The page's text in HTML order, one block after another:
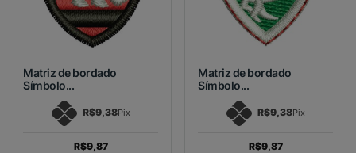
Matriz de bordado
Símbolo...
R$9,38Pix
R$9,87
Matriz de bordado
Símbolo...
R$9,38Pix
R$9,87